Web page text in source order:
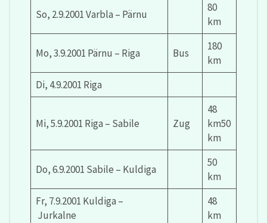
So, 2.9.2001 Varbla – Pärnu
80
km
Mo, 3.9.2001 Pärnu – Riga Bus
180
km
Di, 4.9.2001 Riga
Mi, 5.9.2001 Riga – Sabile Zug
48
km50
km
Do, 6.9.2001 Sabile – Kuldiga
50
km
Fr, 7.9.2001 Kuldiga –
Jurkalne
48
km